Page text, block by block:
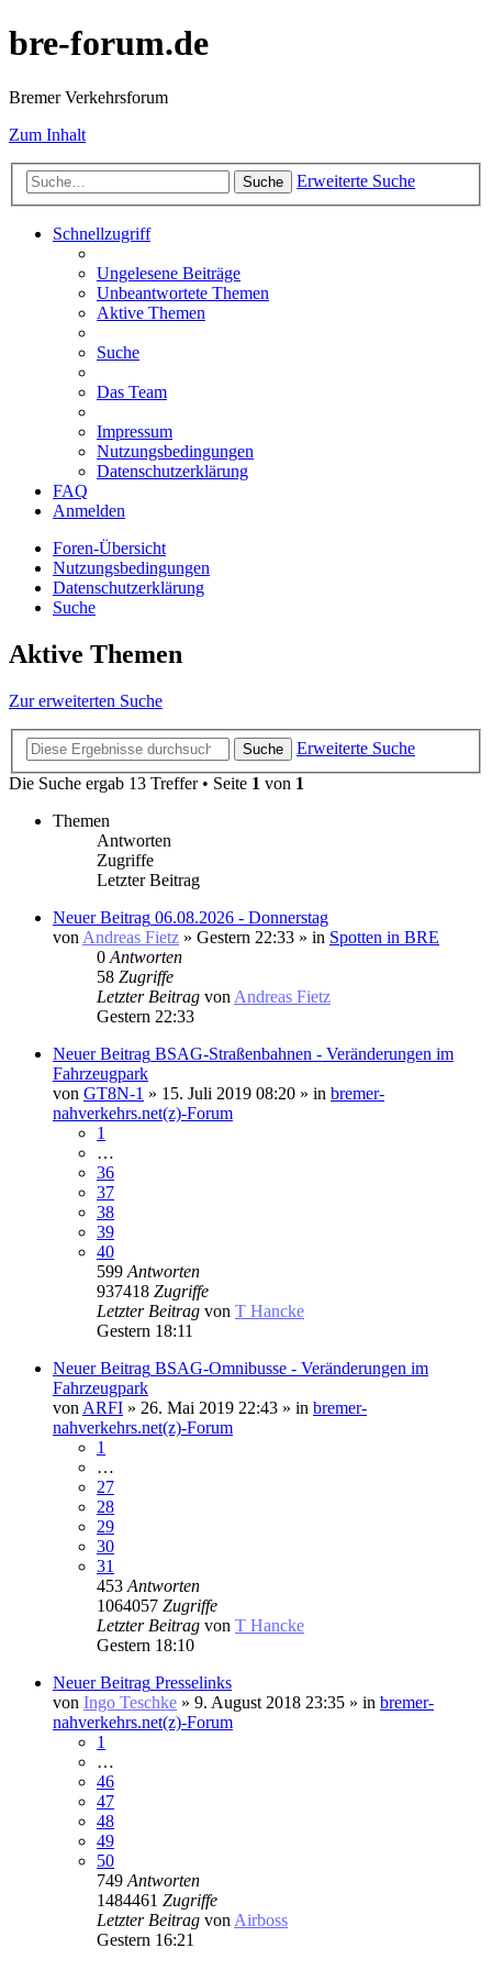
bre-forum.de
Bremer Verkehrsforum
Zum Inhalt
Suche Erweiterte Suche
Schnellzugriff
Ungelesene Beiträge
Unbeantwortete Themen
Aktive Themen
Suche
Das Team
Impressum
Nutzungsbedingungen
Datenschutzerklärung
FAQ
Anmelden
Foren-Übersicht
Nutzungsbedingungen
Datenschutzerklärung
Suche
Aktive Themen
Zur erweiterten Suche
Suche
Erweiterte Suche
Die Suche ergab 13 Treffer • Seite 1 von 1
Themen
Antworten
Zugriffe
Letzter Beitrag
Neuer Beitrag 06.08.2026 - Donnerstag
von Andreas Fietz » Gestern 22:33 » in Spotten in BRE
0 Antworten
58 Zugriffe
Letzter Beitrag von Andreas Fietz
Gestern 22:33
Neuer Beitrag BSAG-Straßenbahnen - Veränderungen im
Fahrzeugpark
von GT8N-1 » 15. Juli 2019 08:20 » in bremer-
nahverkehrs.net(z)-Forum
1
…
36
37
38
39
40
599 Antworten
937418 Zugriffe
Letzter Beitrag von T Hancke
Gestern 18:11
Neuer Beitrag BSAG-Omnibusse - Veränderungen im
Fahrzeugpark
von ARFI » 26. Mai 2019 22:43 » in bremer-
nahverkehrs.net(z)-Forum
1
…
27
28
29
30
31
453 Antworten
1064057 Zugriffe
Letzter Beitrag von T Hancke
Gestern 18:10
Neuer Beitrag Presselinks
von Ingo Teschke » 9. August 2018 23:35 » in bremer-
nahverkehrs.net(z)-Forum
1
…
46
47
48
49
50
749 Antworten
1484461 Zugriffe
Letzter Beitrag von Airboss
Gestern 16:21